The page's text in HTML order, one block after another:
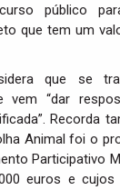
público
que tem um
que se
vem “dar
Recorda
Animal foi o
Participativo
euros e